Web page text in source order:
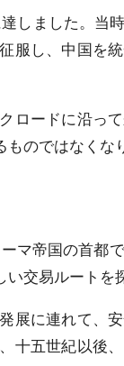
しました。当
服し、中国を
ロードに沿っ
のではなくな
マ帝国の首都
交易ルートを
展に連れて、
十五世紀以後